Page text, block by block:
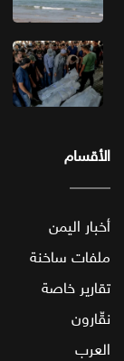
الأقسام
أخبار اليمن
ملفات ساخنة
تقارير خاصة
نقّارون
العرب